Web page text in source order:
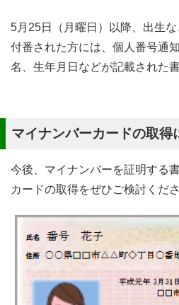
5月25日（月曜日）以降、出生
付番された方には、個人番号通
名、生年月日などが記載された
マイナンバーカードの取得
今後、マイナンバーを証明する
カードの取得をぜひご検討くださ